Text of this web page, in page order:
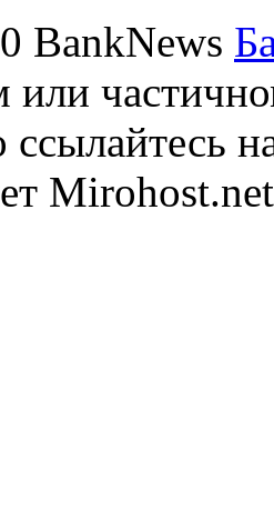
BankNews
ссылайтесь